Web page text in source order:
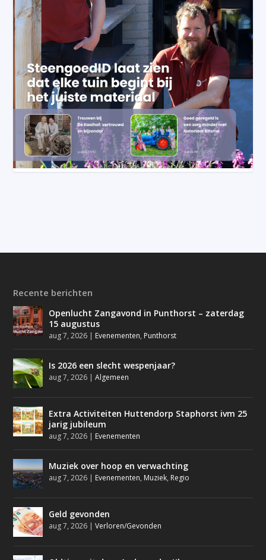
Recente berichten
Openlucht Zangavond in Punthorst – zaterdag
15 augustus
aug 7, 2026 Evenementen, Punthorst
Is 2026 een slecht wespenjaar?
aug 7, 2026 |Algemeen
Extra Activiteiten Huttendorp Staphorst ivm 25
jarig jubileum
aug 7, 2026 Evenementen
Muziek over hoop en verwachting
aug 7, 2026 Evenementen, Muziek, Regio
Geld gevonden
aug 7, 2026 |Verloren/Gevonden